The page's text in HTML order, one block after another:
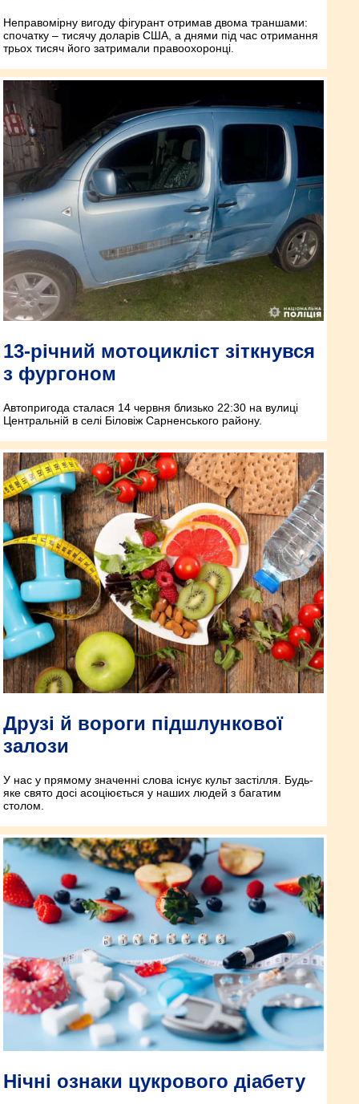
Неправомірну вигоду фігурант отримав двома траншами:
спочатку – тисячу доларів США, а днями під час отримання
трьох тисяч його затримали правоохоронці.
13-річний мотоцикліст зіткнувся
з фургоном
Автопригода сталася 14 червня близько 22:30 на вулиці
Центральній в селі Біловіж Сарненського району.
Друзі й вороги підшлункової
залози
У нас у прямому значенні слова існує культ застілля. Будь-
яке свято досі асоціюється у наших людей з багатим
столом.
Нічні ознаки цукрового діабету